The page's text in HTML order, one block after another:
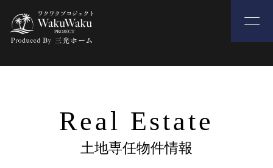
土地専任物件情報
Real Estate